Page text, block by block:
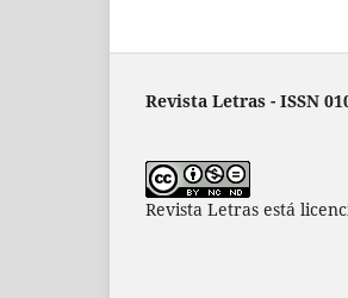
Revista Letras - ISSN
Revista Letras está